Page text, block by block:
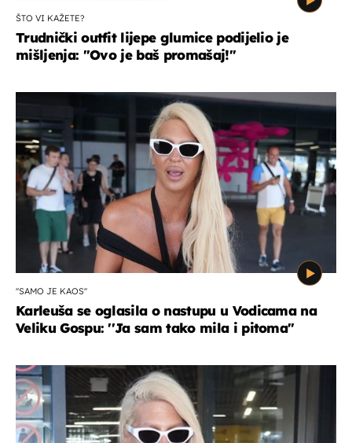
ŠTO VI KAŽETE?
Trudnički outfit lijepe glumice podijelio je
mišljenja: ''Ovo je baš promašaj!''
''SAMO JE KAOS''
Karleuša se oglasila o nastupu u Vodicama na
Veliku Gospu: ''Ja sam tako mila i pitoma''